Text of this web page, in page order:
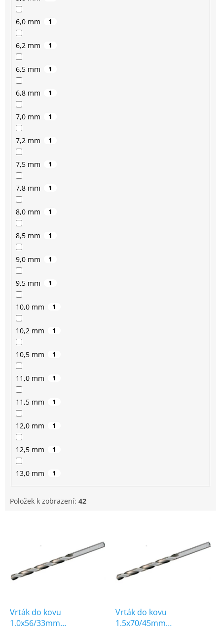
6,0 mm 1
6,2 mm 1
6,5 mm 1
6,8 mm 1
7,0 mm 1
7,2 mm 1
7,5 mm 1
7,8 mm 1
8,0 mm 1
8,5 mm 1
9,0 mm 1
9,5 mm 1
10,0 mm 1
10,2 mm 1
10,5 mm 1
11,0 mm 1
11,5 mm 1
12,0 mm 1
12,5 mm 1
13,0 mm 1
Položek k zobrazení: 42
dVrták do kovu
1,0x56/33mm
Vrták do kovu
1,5x70/45mm